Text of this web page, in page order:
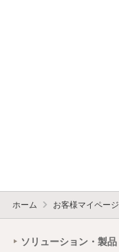
ホーム お客様マイページ
ソリューション・製品